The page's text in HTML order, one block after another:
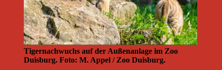
Tigernachwuchs auf der Außenanlage im Zoo
Duisburg. Foto: M. Appel / Zoo Duisburg.